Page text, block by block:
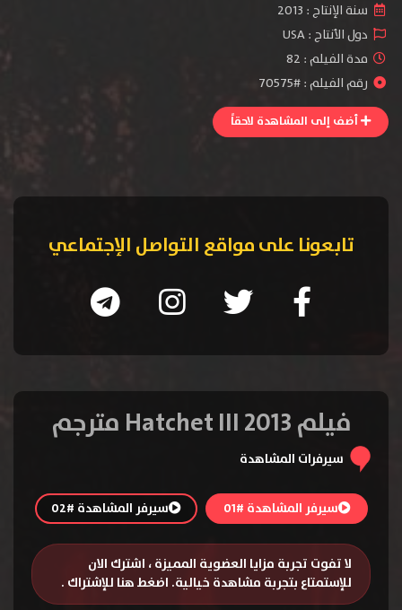
سنة الإنتاج : 2013
دول الأنتاج :USA
مدة الفيلم : 82
رقم الفيلم : #70575
أضف إلى المشاهدة لاحقاً
تابعونا على مواقع التواصل الإجتماعي
فيلم Hatchet III 2013 مترجم
سيرفرات المشاهدة
سيرفر المشاهدة #01 سيرفر المشاهدة #02
لا تفوت تجربة مزايا العضوية المميزة ، اشترك الان
للإستمتاع بتجربة مشاهدة خيالية. اضغط هنا للإشتراك .